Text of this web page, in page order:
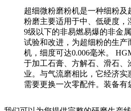
超细微粉磨粉机是一种细粉及
粉磨主要适用于中、低硬度，
9级以下的非易燃易爆的非金
试验和改进，为超细粉的生产
机，细度可达0.006毫米。
于加工石膏、方解石、滑石、
业。与气流磨相比，它经济实
需要更换一次零配件。装备有